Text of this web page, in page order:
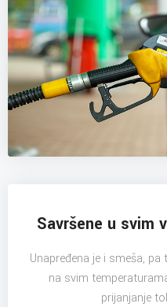
Savršene u svim
Unapređena je i smeša,
na svim
prijanjanje